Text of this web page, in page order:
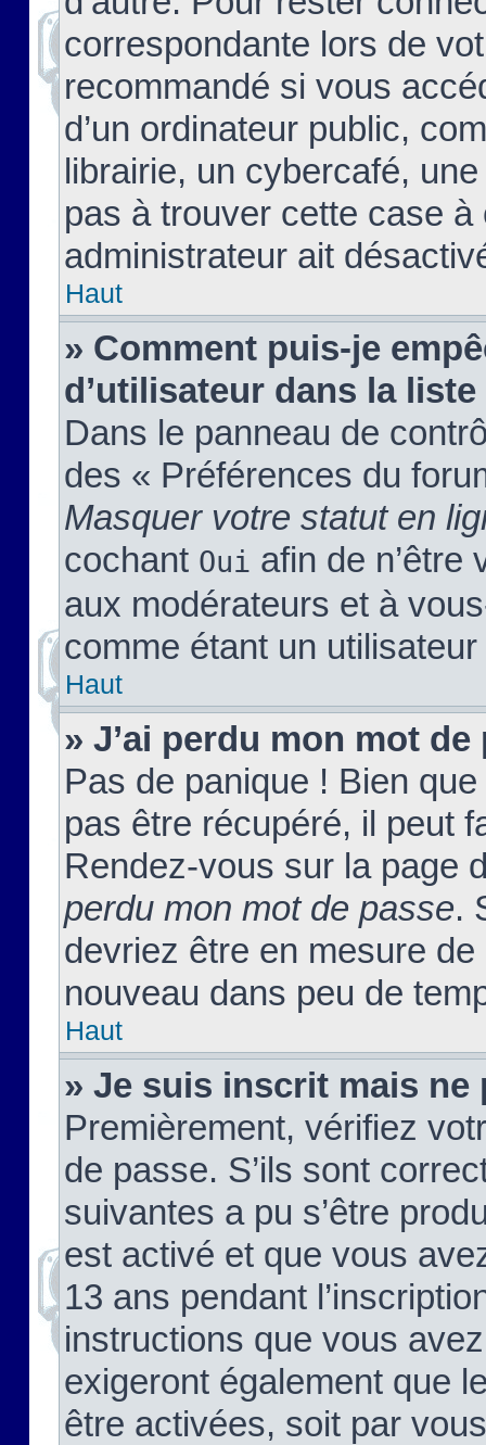
correspondante lors de
recommandé si vous
d’un ordinateur public,
librairie, un cybercafé,
pas à trouver cette case à
administrateur ait
Haut
» Comment puis-je
d’utilisateur dans la
Dans le panneau de
des « Préférences du
Masquer votre statut en
cochant Oui afin de n’être
aux modérateurs et à
comme étant un
Haut
» J’ai perdu mon mot de
Pas de panique ! Bien
pas être récupéré, il peut
Rendez-vous sur la page
perdu mon mot de passe.
devriez être en mesure
nouveau dans peu de
Haut
» Je suis inscrit mais ne
Premièrement, vérifiez
de passe. S’ils sont
suivantes a pu s’être
est activé et que vous
13 ans pendant
instructions que vous
exigeront également que
être activées, soit par